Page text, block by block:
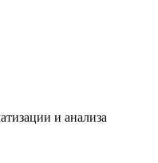
и анализа